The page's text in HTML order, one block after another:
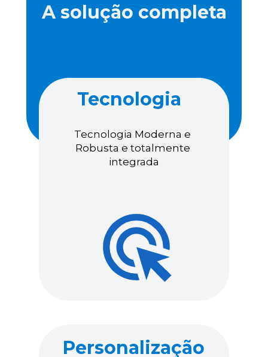
A solução completa
Personalização
Tecnologia Moderna e
Robusta e totalmente
integrada
Tecnologia